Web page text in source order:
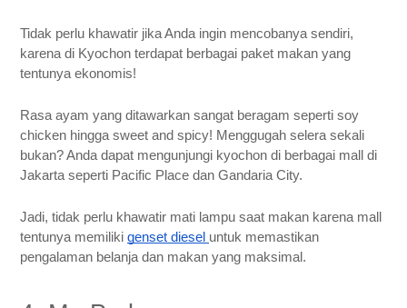
Tidak perlu khawatir jika Anda ingin mencobanya sendiri,
karena di Kyochon terdapat berbagai paket makan yang
tentunya ekonomis!
Rasa ayam yang ditawarkan sangat beragam seperti soy
chicken hingga sweet and spicy! Menggugah selera sekali
bukan? Anda dapat mengunjungi kyochon di berbagai mall di
Jakarta seperti Pacific Place dan Gandaria City.
Jadi, tidak perlu khawatir mati lampu saat makan karena mall
tentunya memiliki genset diesel untuk memastikan
pengalaman belanja dan makan yang maksimal.